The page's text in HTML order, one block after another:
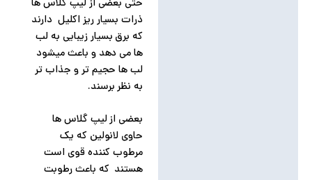
حتی بعضی از لیپ گلاس ها
ذرات بسیار ریز اکلیل دارند
که برق بسیار زیبایی به لب
ها می دهد و باعث میشود
لب ها حجیم تر و جذاب تر
به نظر برسند.
بعضی از لیپ گلاس ها
حاوی لانولین که یک
مرطوب کننده قوی است
هستند که باعث رطوبت